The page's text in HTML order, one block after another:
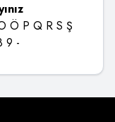
Ö P Q R S Ş
9 -